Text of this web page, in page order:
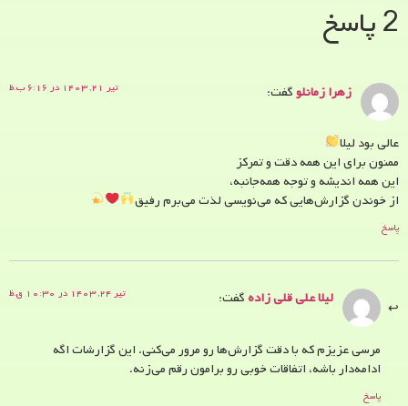
2 پاسخ
زهرا زمانلوگفت: تیر ۲۱, ۱۴۰۳ در ۶:۱۶ ب.ظ
عالی بود لیلا
ممنون برای این همه دقت و تمرکز
این همه اندیشه و توجه همه‌جانبه،
از خوندن گزارش‌هایی که می‌نویسی لذت می‌برم رفیق
پاسخ
لیلا علی قلی زادهگفت: تیر ۲۴, ۱۴۰۳ در ۱۰:۳۰ ق.ظ
مرسی عزیزم که با دقت گزارش‌ها رو مرور می‌کنی. این گزارشات اگه
ادامه‌دار باشه، اتفاقات خوبی رو برامون رقم می‌زنه.
پاسخ